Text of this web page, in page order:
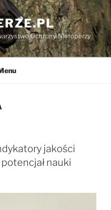
Ochrony Nietoperzy
jakości
nauki